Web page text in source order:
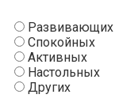
Развивающих
Спокойных
Активных
Настольных
Других